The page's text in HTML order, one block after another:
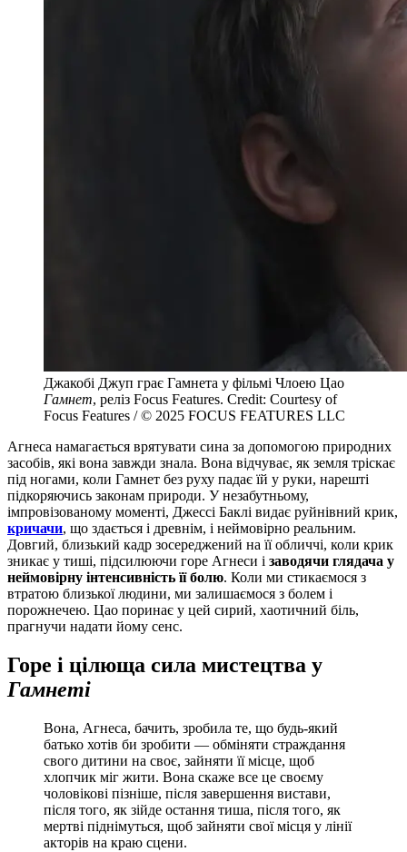
Джакобі Джуп грає Гамнета у фільмі Члоею Цао
Гамнет, реліз Focus Features. Credit: Courtesy of
Focus Features / © 2025 FOCUS FEATURES LLC
Агнеса намагається врятувати сина за допомогою природних
засобів, які вона завжди знала. Вона відчуває, як земля тріскає
під ногами, коли Гамнет без руху падає їй у руки, нарешті
підкоряючись законам природи. У незабутньому,
імпровізованому моменті, Джессі Баклі видає руйнівний крик,
кричачи, що здається і древнім, і неймовірно реальним.
Довгий, близький кадр зосереджений на її обличчі, коли крик
зникає у тиші, підсилюючи горе Агнеси і заводячи глядача у
неймовірну інтенсивність її болю. Коли ми стикаємося з
втратою близької людини, ми залишаємося з болем і
порожнечею. Цао поринає у цей сирий, хаотичний біль,
прагнучи надати йому сенс.
Горе і цілюща сила мистецтва у
Гамнеті
Вона, Агнеса, бачить, зробила те, що будь-який
батько хотів би зробити — обміняти страждання
свого дитини на своє, зайняти її місце, щоб
хлопчик міг жити. Вона скаже все це своєму
чоловікові пізніше, після завершення вистави,
після того, як зійде остання тиша, після того, як
мертві піднімуться, щоб зайняти свої місця у лінії
акторів на краю сцени.